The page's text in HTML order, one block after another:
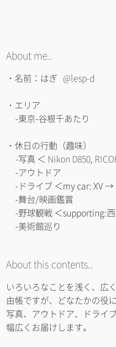
About me..
・名前：はぎ @lesp-d
・エリア
-東京-谷根千あたり
・休日の行動（趣味）
-写真 ＜ Nikon D850
-アウトドア
-ドライブ ＜my car: XV →
-舞台/映画鑑賞
-野球観戦 ＜supporting:
-美術館巡り
About this contents..
いろいろなことを浅く、広
由帳ですが、どなたかの役
写真、アウトドア、ドライ
幅広くお届けします。